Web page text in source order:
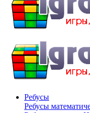
Ребусы
Ребусы